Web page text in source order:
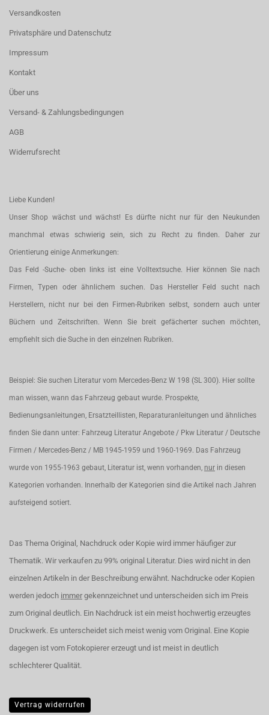
Versandkosten
Privatsphäre und Datenschutz
Impressum
Kontakt
Über uns
Versand- & Zahlungsbedingungen
AGB
Widerrufsrecht
Liebe Kunden!
Unser Shop wächst und wächst! Es dürfte nicht nur für den Neukunden
manchmal etwas schwierig sein, sich zu Recht zu finden. Daher zur
Orientierung einige Anmerkungen:
Das Feld -Suche- oben links ist eine Volltextsuche. Hier können Sie nach
Firmen, Typen oder ähnlichem suchen. Das Hersteller Feld sucht nach
Herstellern, nicht nur bei den Firmen-Rubriken selbst, sondern auch unter
Büchern und Zeitschriften. Wenn Sie breit gefächerter suchen möchten,
empfiehlt sich die Suche in den einzelnen Rubriken.
Beispiel: Sie suchen Literatur vom Mercedes-Benz W 198 (SL 300). Hier sollte
man wissen, wann das Fahrzeug gebaut wurde. Prospekte,
Bedienungsanleitungen, Ersatzteillisten, Reparaturanleitungen und ähnliches
finden Sie dann unter: Fahrzeug Literatur Angebote / Pkw Literatur / Deutsche
Firmen / Mercedes-Benz / MB 1945-1959 und 1960-1969. Das Fahrzeug
wurde von 1955-1963 gebaut, Literatur ist, wenn vorhanden, nur in diesen
Kategorien vorhanden. Innerhalb der Kategorien sind die Artikel nach Jahren
aufsteigend sotiert.
Das Thema Original, Nachdruck oder Kopie wird immer häufiger zur
Thematik. Wir verkaufen zu 99% original Literatur. Dies wird nicht in den
einzelnen Artikeln in der Beschreibung erwähnt. Nachdrucke oder Kopien
werden jedoch immer gekennzeichnet und unterscheiden sich im Preis
zum Original deutlich. Ein Nachdruck ist ein meist hochwertig erzeugtes
Druckwerk. Es unterscheidet sich meist wenig vom Original. Eine Kopie
dagegen ist vom Fotokopierer erzeugt und ist meist in deutlich
schlechterer Qualität.
Vertrag widerrufen